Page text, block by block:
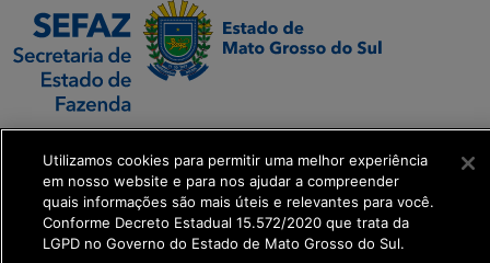
SETDIG | Secretaria-
Executiva de
Transformação Digital
get_footer();
Utilizamos cookies para permitir uma melhor experiência
em nosso website e para nos ajudar a compreender
quais informações são mais úteis e relevantes para você.
Conforme Decreto Estadual 15.572/2020 que trata da
LGPD no Governo do Estado de Mato Grosso do Sul.